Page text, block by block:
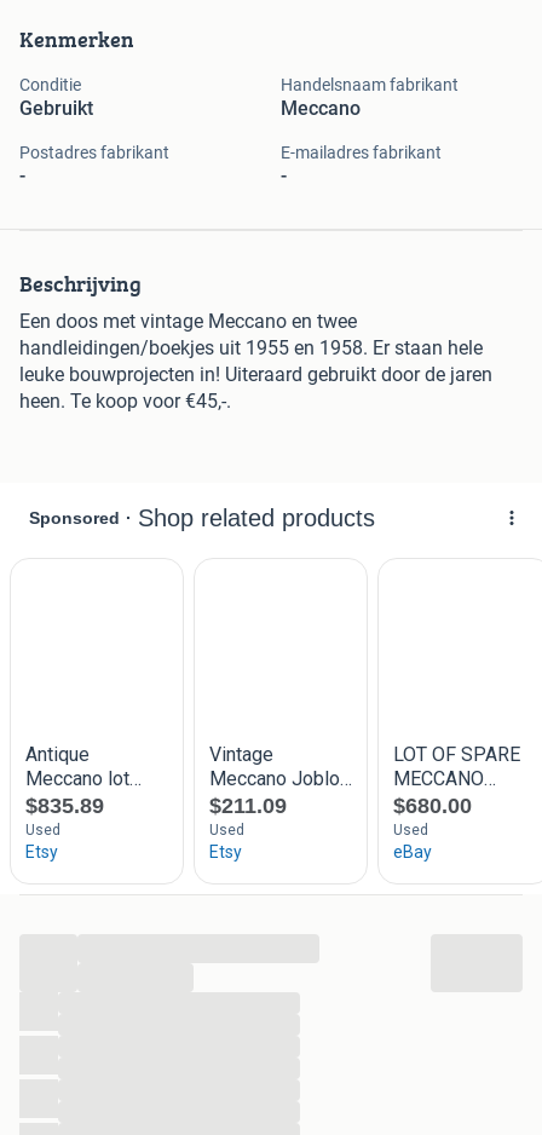
Kenmerken
Conditie
Gebruikt
Handelsnaam fabrikant
Meccano
Postadres fabrikant
-
E-mailadres fabrikant
-
Beschrijving
Een doos met vintage Meccano en twee
handleidingen/boekjes uit 1955 en 1958. Er staan hele
leuke bouwprojecten in! Uiteraard gebruikt door de jaren
heen. Te koop voor €45,-.